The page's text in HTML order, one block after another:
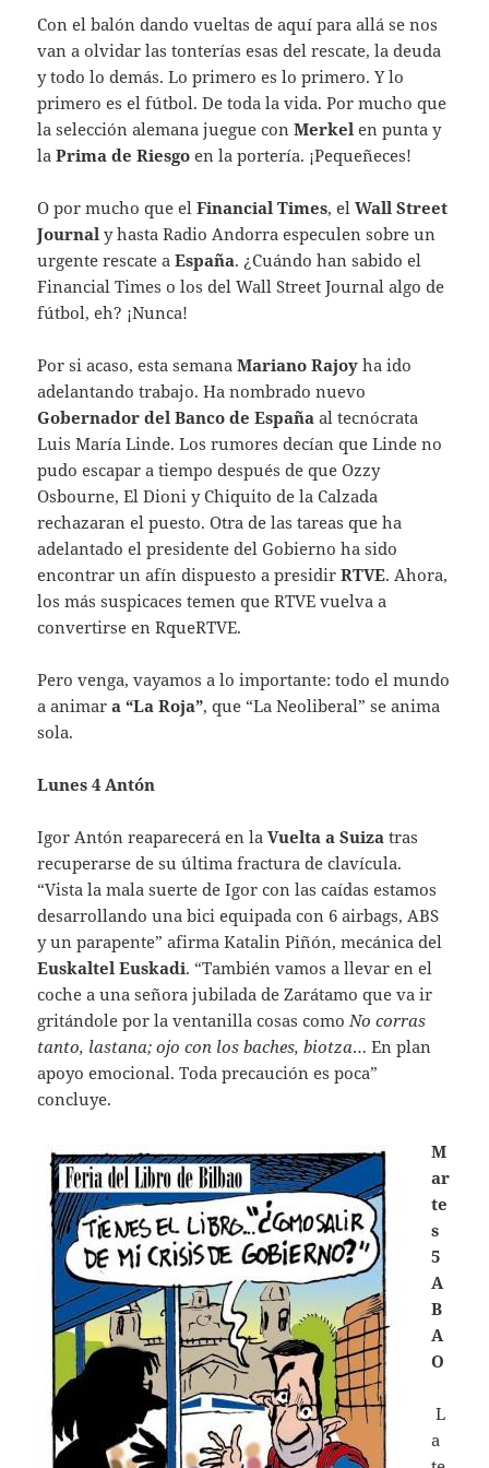
Con el balón dando vueltas de aquí para allá se nos
van a olvidar las tonterías esas del rescate, la deuda
y todo lo demás. Lo primero es lo primero. Y lo
primero es el fútbol. De toda la vida. Por mucho que
la selección alemana juegue conMerkel en punta y
laPrima de Riesgo en la portería. ¡Pequeñeces!
O por mucho que elFinancial Times, elWall Street
Journal y hasta Radio Andorra especulen sobre un
urgente rescate aEspaña. ¿Cuándo han sabido el
Financial Times o los del Wall Street Journal algo de
fútbol, eh? ¡Nunca!
Por si acaso, esta semanaMariano Rajoy ha ido
adelantando trabajo. Ha nombrado nuevo
Gobernador del Banco de España al tecnócrata
Luis María Linde. Los rumores decían que Linde no
pudo escapar a tiempo después de que Ozzy
Osbourne, El Dioni y Chiquito de la Calzada
rechazaran el puesto. Otra de las tareas que ha
adelantado el presidente del Gobierno ha sido
encontrar un afín dispuesto a presidirRTVE. Ahora,
los más suspicaces temen que RTVE vuelva a
convertirse en RqueRTVE.
Pero venga, vayamos a lo importante: todo el mundo
a animara “La Roja”, que “La Neoliberal” se anima
sola.
Lunes 4 Antón
Igor Antón reaparecerá en laVuelta a Suiza tras
recuperarse de su última fractura de clavícula.
“Vista la mala suerte de Igor con las caídas estamos
desarrollando una bici equipada con 6 airbags, ABS
y un parapente” afirma Katalin Piñón, mecánica del
Euskaltel Euskadi. “También vamos a llevar en el
coche a una señora jubilada de Zarátamo que va ir
gritándole por la ventanilla cosas como No corras
tanto, lastana; ojo con los baches, biotza… En plan
apoyo emocional. Toda precaución es poca”
concluye.
M
ar
te
s
5
A
B
A
O
L
a